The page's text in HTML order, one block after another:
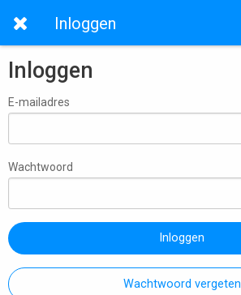
Inloggen
Inloggen
E-mailadres
Wachtwoord
Inloggen
Wachtwoord vergeten